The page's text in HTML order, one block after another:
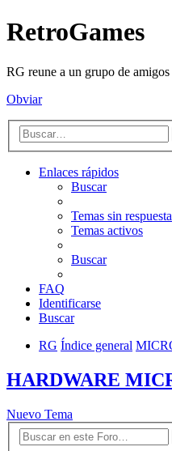
RetroGames
RG reune a un grupo de
Obviar
Enlaces rápidos
Buscar
Temas sin respuesta
Temas activos
Buscar
FAQ
Identificarse
Buscar
RG Índice general
HARDWARE
Nuevo Tema